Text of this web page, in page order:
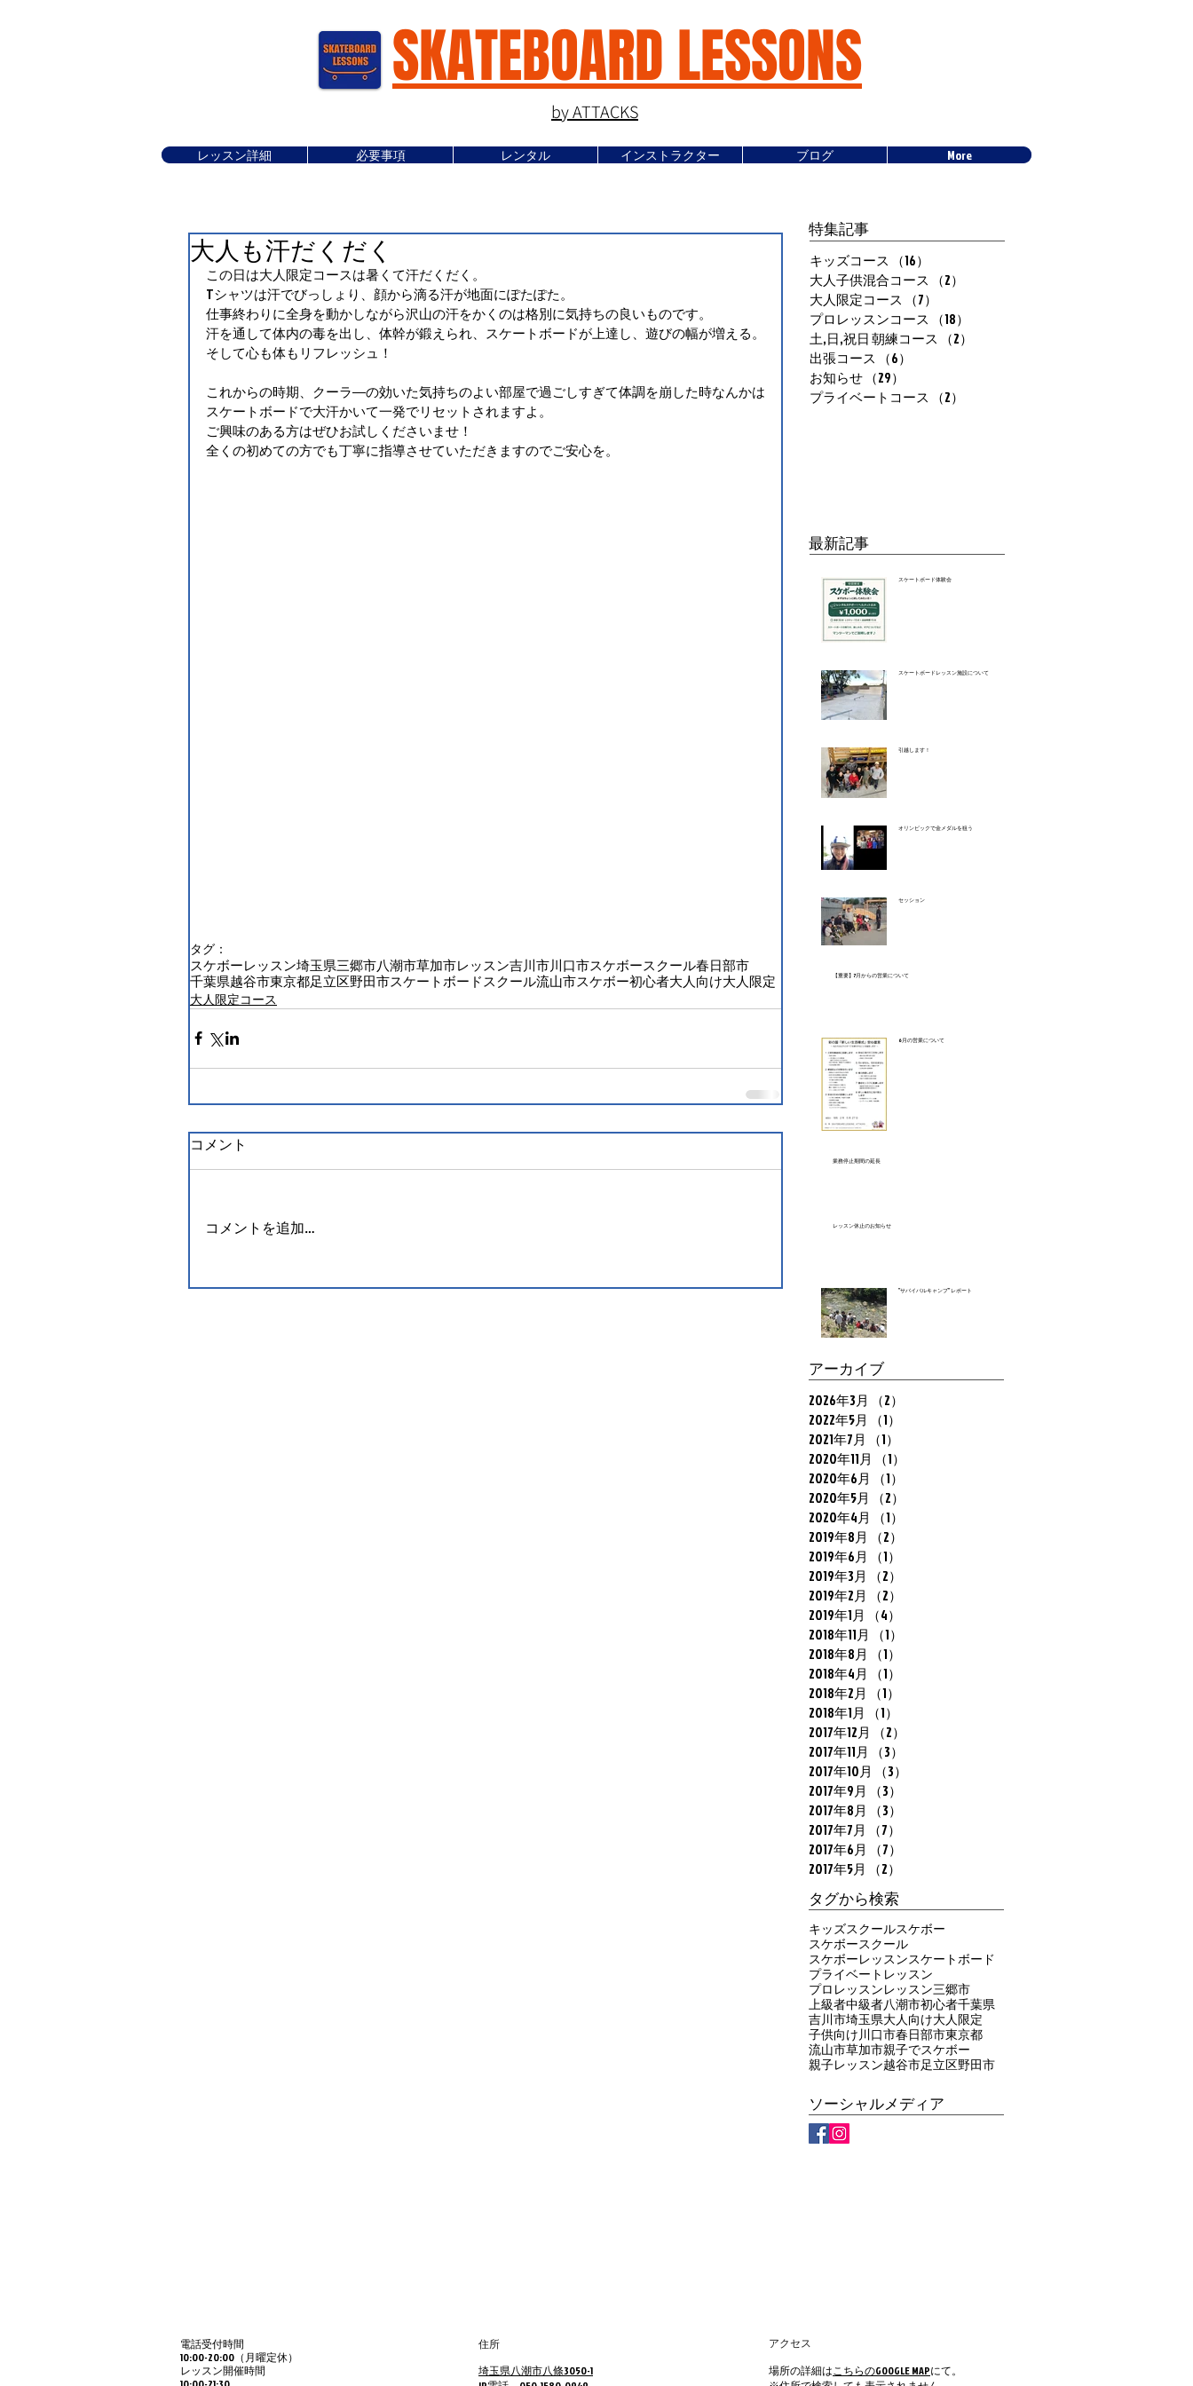
SKATEBOARD LESSONS
by ATTACKS
レッスン詳細 必要事項 レンタル インストラクター ブログ More
大人も汗だくだく
この日は大人限定コースは暑くて汗だくだく。
Tシャツは汗でびっしょり、顔から滴る汗が地面にぽたぽた。
仕事終わりに全身を動かしながら沢山の汗をかくのは格別に気持ちの良いものです。
汗を通して体内の毒を出し、体幹が鍛えられ、スケートボードが上達し、遊びの幅が増える。
そして心も体もリフレッシュ！
これからの時期、クーラ―の効いた気持ちのよい部屋で過ごしすぎて体調を崩した時なんかは
スケートボードで大汗かいて一発でリセットされますよ。
ご興味のある方はぜひお試しくださいませ！
全くの初めての方でも丁寧に指導させていただきますのでご安心を。
タグ：
スケボーレッスン埼玉県三郷市八潮市草加市レッスン吉川市川口市スケボースクール春日部市
千葉県越谷市東京都足立区野田市スケートボードスクール流山市スケボー初心者大人向け大人限定
大人限定コース
コメント
コメントを追加…
特集記事
キッズコース （16）
大人子供混合コース
（2）
大人限定コース
（7）
プロレッスンコース
（18）
土,日,祝日 朝練コース
（2）
出張コース
（6）
お知らせ （29）
プライベートコース
（2）
最新記事
スケートボード体験会
スケートボードレッスン施設について
引越します！
オリンピックで金メダルを狙う
セッション
【重要】7月からの営業について
6月の営業について
業務停止期間の延長
レッスン休止のお知らせ
”サバイバルキャンプ” レポート
アーカイブ
2026年3月 （2）
2022年5月
（1）
2021年7月
（1）
2020年11月
（1）
2020年6月
（1）
2020年5月
（2）
2020年4月
（1）
2019年8月
（2）
2019年6月
（1）
2019年3月
（2）
2019年2月
（2）
2019年1月
（4）
2018年11月
（1）
2018年8月
（1）
2018年4月
（1）
2018年2月
（1）
2018年1月
（1）
2017年12月
（2）
2017年11月
（3）
2017年10月
（3）
2017年9月
（3）
2017年8月
（3）
2017年7月
（7）
2017年6月
（7）
2017年5月
（2）
タグから検索
キッズスクールスケボー
スケボースクール
スケボーレッスンスケートボード
プライベートレッスン
プロレッスンレッスン三郷市
上級者中級者八潮市初心者千葉県
吉川市埼玉県大人向け大人限定
子供向け川口市春日部市東京都
流山市草加市親子でスケボー
親子レッスン越谷市足立区野田市
ソーシャルメディア
電話受付時間
​10:00-20:00（月曜定休）
レッスン開催時間
住所
埼玉県八潮市八條3050-1
アクセス
場所の詳細はこちらのGOOGLE MAPにて。